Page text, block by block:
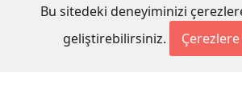
Bu sitedeki deneyiminizi
geliştirebilirsiniz.